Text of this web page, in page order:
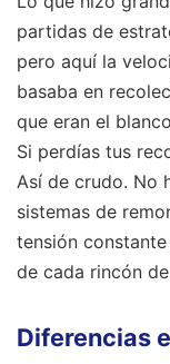
partidas de
pero aquí la
basaba en
que eran el
Si perdías tus
Así de crudo. No
sistemas de
tensión
de cada rincón
Diferencias